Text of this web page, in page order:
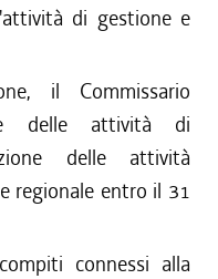
di gestione e
il Commissario
delle attività di
delle attività
regionale entro il 31
connessi alla